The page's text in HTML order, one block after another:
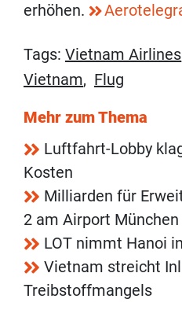
erhöhen.
Tags: Vietnam Airlines
Vietnam, Flug
Mehr zum Thema
Luftfahrt-Lobby
Kosten
Milliarden für
2 am Airport München
LOT nimmt Hanoi
Vietnam streicht
Treibstoffmangels